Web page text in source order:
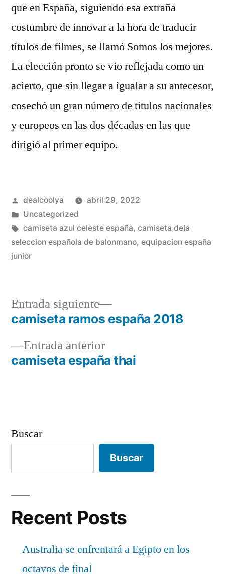
que en España, siguiendo esa extraña
costumbre de innovar a la hora de traducir
títulos de filmes, se llamó Somos los mejores.
La elección pronto se vio reflejada como un
acierto, que sin llegar a igualar a su antecesor,
cosechó un gran número de títulos nacionales
y europeos en las dos décadas en las que
dirigió al primer equipo.
Publicado
por
dealcoolya
abril 29, 2022
Publicado
en
Uncategorized
Etiquetas:
camiseta azul celeste españa, camiseta dela
seleccion española de balonmano, equipacion españa
junior
Navegación
deEntrada anteriorEntrada
anterior:
camiseta españa thai
Entrada siguiente
Entrada
siguiente:
camiseta ramos españa 2018
Buscar
Buscar
Recent Posts
Australia se enfrentará a Egipto en los
octavos de final